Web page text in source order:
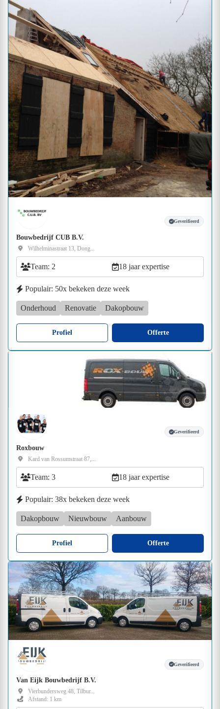
Geverifieerd
Bouwbedrijf CUB B.V.
Wilhelminastraat 13, Dong...
Team: 2 18 jaar expertise
Populair: 50x bekeken deze week
Onderhoud Renovatie Dakopbouw
Profiel Offerte
Geverifieerd
Roxbouw
Kard van Rossumstraat 87,...
Team: 3 18 jaar expertise
Populair: 38x bekeken deze week
Dakopbouw Nieuwbouw Aanbouw
Profiel Offerte
Geverifieerd
Van Eijk Bouwbedrijf B.V.
Vierbundersweg 48, Tilbur...
Afstand: 1 km